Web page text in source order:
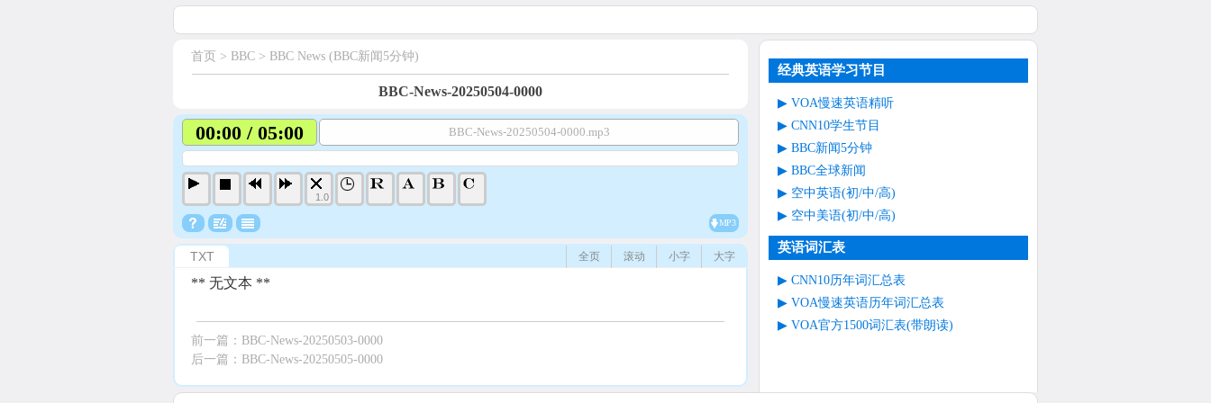
首页 > BBC > BBC News (BBC新闻5分钟)
BBC-News-20250504-0000
00:00 / 05:00 BBC-News-20250504-0000.mp3
1.0
MP3
TXT 大字
小字
滚动
全页
** 无文本 **
前一篇： BBC-News-20250503-0000
后一篇： BBC-News-20250505-0000
经典英语学习节目
VOA慢速英语精听
CNN10学生节目
BBC新闻5分钟
BBC全球新闻
空中英语(初/中/高)
空中美语(初/中/高)
英语词汇表
CNN10历年词汇总表
VOA慢速英语历年词汇总表
VOA官方1500词汇表(带朗读)